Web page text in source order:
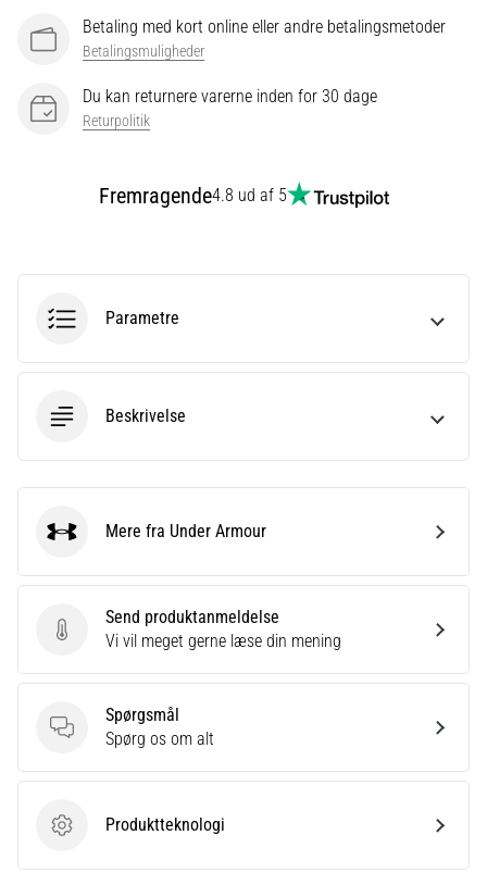
et
almindeligt
helbredsproblem,
alle
Betaling med kort online eller andre betalingsmetoder
Betalingsmuligheder
Du kan returnere varerne inden for 30 dage
Returpolitik
Fremragende4.8 ud af 5
Parametre
Beskrivelse
Send produktanmeldelse
Send produktanmeldelse
Vi vil meget gerne læse din mening
Spørgsmål
Spørgsmål
Spørg os om alt
Produktteknologi
Produktteknologi
Under ArmourMere fra Under Armour